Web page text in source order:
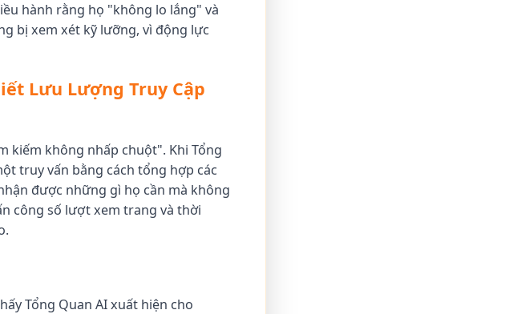
hành rằng họ "không lo lắng" và
bị xem xét kỹ lưỡng, vì động lực
Lưu Lượng Truy Cập
kiếm không nhấp chuột". Khi Tổng
truy vấn bằng cách tổng hợp các
được những gì họ cần mà không
công số lượt xem trang và thời
Tổng Quan AI xuất hiện cho